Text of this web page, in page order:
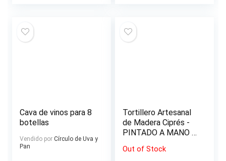
Cava de vinos para 8
botellas
Vendido por Círculo de Uva y
Pan
Tortillero Artesanal
de Madera Ciprés -
PINTADO A MANO –
Out of Stock